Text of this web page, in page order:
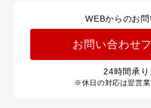
WEBからのお
お問い合わせ
24時間承り
※休日の対応は翌営